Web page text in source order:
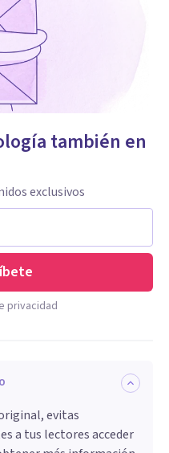
también en
exclusivos
privacidad
evitas
a tus lectores acceder